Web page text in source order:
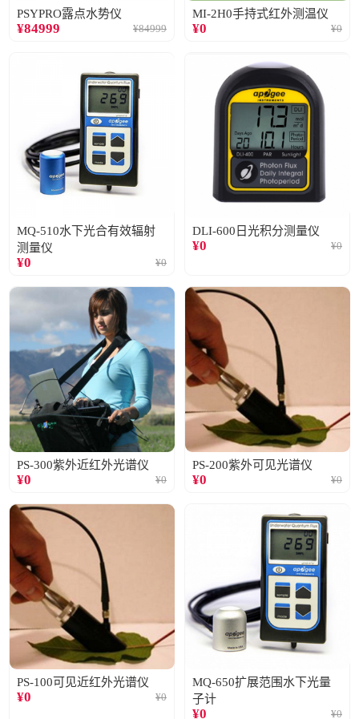
PSYPRO露点水势仪
¥84999 ¥84999
MI-2H0手持式红外测温仪
¥0 ¥0
MQ-510水下光合有效辐射
测量仪
¥0 ¥0
DLI-600日光积分测量仪
¥0 ¥0
PS-300紫外近红外光谱仪
¥0 ¥0
PS-200紫外可见光谱仪
¥0 ¥0
PS-100可见近红外光谱仪
¥0 ¥0
MQ-650扩展范围水下光量
子计
¥0 ¥0